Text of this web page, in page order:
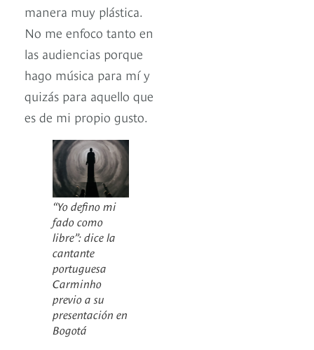
manera muy plástica.
No me enfoco tanto en
las audiencias porque
hago música para mí y
quizás para aquello que
es de mi propio gusto.
“Yo defino mi
fado como
libre”: dice la
cantante
portuguesa
Carminho
previo a su
presentación en
Bogotá